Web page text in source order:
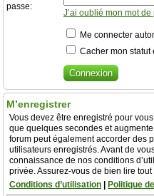
passe:
J’ai oublié mon mot de
Me connecter
Cacher mon statut
M’enregistrer
Vous devez être enregistré pour
que quelques secondes et
forum peut également accorder des
utilisateurs enregistrés. Avant de
connaissance de nos conditions
privée. Assurez-vous de bien lire
Conditions d’utilisation
Politique